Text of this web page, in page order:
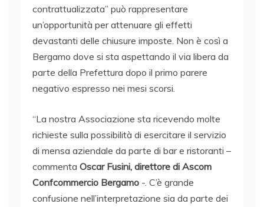
contrattualizzata” può rappresentare
un’opportunità per attenuare gli effetti
devastanti delle chiusure imposte. Non è così a
Bergamo dove si sta aspettando il via libera da
parte della Prefettura dopo il primo parere
negativo espresso nei mesi scorsi.
“La nostra Associazione sta ricevendo molte
richieste sulla possibilità di esercitare il servizio
di mensa aziendale da parte di bar e ristoranti –
commenta Oscar Fusini, direttore di Ascom
Confcommercio Bergamo -. C’è grande
confusione nell’interpretazione sia da parte dei